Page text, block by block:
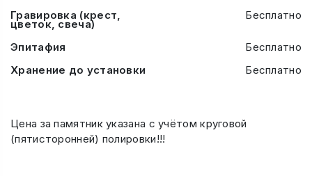
Гравировка (крест,
цветок, свеча)
Бесплатно
Эпитафия
Бесплатно
Хранение до установки
Бесплатно
Цена за памятник указана с учётом круговой
(пятисторонней) полировки!!!